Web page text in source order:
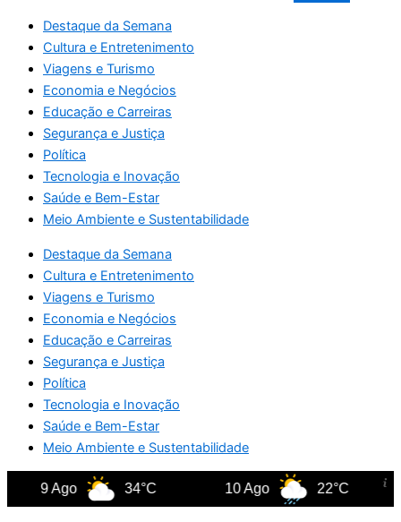
Destaque da Semana
Cultura e Entretenimento
Viagens e Turismo
Economia e Negócios
Educação e Carreiras
Segurança e Justiça
Política
Tecnologia e Inovação
Saúde e Bem-Estar
Meio Ambiente e Sustentabilidade
Destaque da Semana
Cultura e Entretenimento
Viagens e Turismo
Economia e Negócios
Educação e Carreiras
Segurança e Justiça
Política
Tecnologia e Inovação
Saúde e Bem-Estar
Meio Ambiente e Sustentabilidade
9 Ago 34°C 10 Ago 22°C